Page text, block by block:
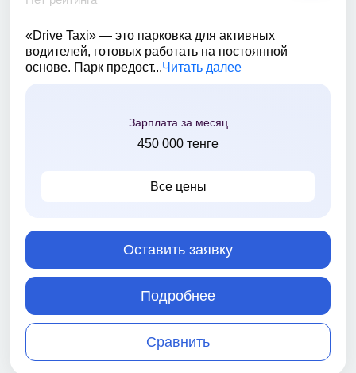
«Drive Taxi» — это парковка для активных
водителей, готовых работать на постоянной
основе. Парк предост...Читать далее
Зарплата за месяц
450 000 тенге
Все цены
Сравнить
Оставить заявку
Подробнее